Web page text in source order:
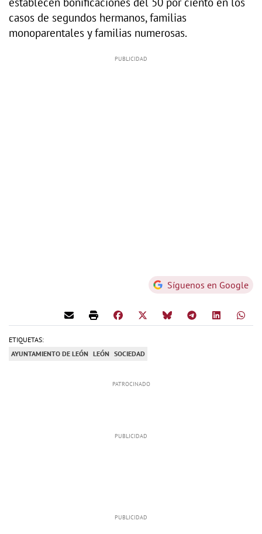
casos de segundos hermanos, familias
monoparentales y familias numerosas.
Síguenos en Google
ETIQUETAS:
AYUNTAMIENTO DE LEÓN LEÓN SOCIEDAD